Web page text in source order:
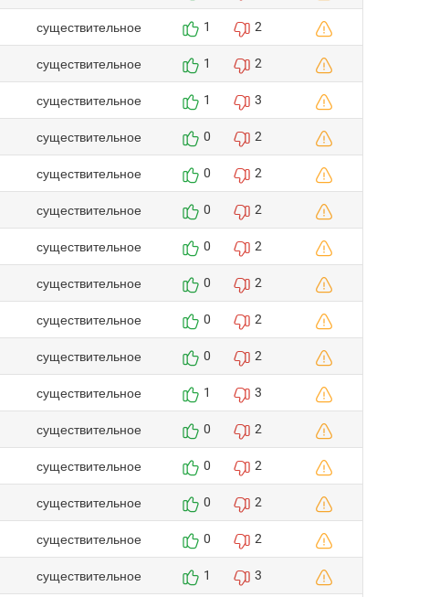
существительное 1 2
существительное 1 2
существительное 1 3
существительное 0 2
существительное 0 2
существительное 0 2
существительное 0 2
существительное 0 2
существительное 0 2
существительное 0 2
существительное 1 3
существительное 0 2
существительное 0 2
существительное 0 2
существительное 0 2
существительное 1 3